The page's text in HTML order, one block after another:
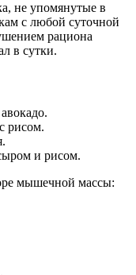
не упомянутые в
с любой суточной
рациона
в сутки.
рисом.
и рисом.